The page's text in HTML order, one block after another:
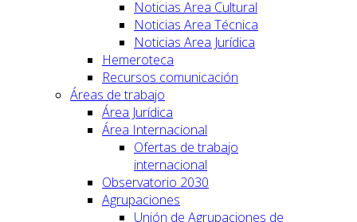
Noticias Area Cultural
Noticias Area Técnica
Noticias Area Jurídica
Hemeroteca
Recursos comunicación
Áreas de trabajo
Área Jurídica
Área Internacional
Ofertas de trabajo
internacional
Observatorio 2030
Agrupaciones
Unión de Agrupaciones de